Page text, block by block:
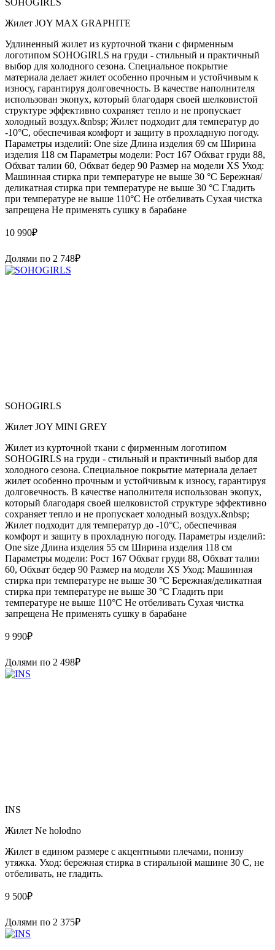
Жилет JOY MAX GRAPHITE
Удлиненный жилет из курточной ткани с фирменным
логотипом SOHOGIRLS на груди - стильный и практичный
выбор для холодного сезона. Специальное покрытие
материала делает жилет особенно прочным и устойчивым к
износу, гарантируя долговечность. В качестве наполнителя
использован экопух, который благодаря своей шелковистой
структуре эффективно сохраняет тепло и не пропускает
холодный воздух.&nbsp; Жилет подходит для температур до
-10°C, обеспечивая комфорт и защиту в прохладную погоду.
Параметры изделий: One size Длина изделия 69 см Ширина
изделия 118 см Параметры модели: Рост 167 Обхват груди 88,
Обхват талии 60, Обхват бедер 90 Размер на модели XS Уход:
Машинная стирка при температуре не выше 30 °C Бережная/
деликатная стирка при температуре не выше 30 °C Гладить
при температуре не выше 110°C Не отбеливать Сухая чистка
запрещена Не применять сушку в барабане
10 990₽
Долями по 2 748₽
SOHOGIRLS
Жилет JOY MINI GREY
Жилет из курточной ткани с фирменным логотипом
SOHOGIRLS на груди - стильный и практичный выбор для
холодного сезона. Специальное покрытие материала делает
жилет особенно прочным и устойчивым к износу, гарантируя
долговечность. В качестве наполнителя использован экопух,
который благодаря своей шелковистой структуре эффективно
сохраняет тепло и не пропускает холодный воздух.&nbsp;
Жилет подходит для температур до -10°C, обеспечивая
комфорт и защиту в прохладную погоду. Параметры изделий:
One size Длина изделия 55 см Ширина изделия 118 см
Параметры модели: Рост 167 Обхват груди 88, Обхват талии
60, Обхват бедер 90 Размер на модели XS Уход: Машинная
стирка при температуре не выше 30 °C Бережная/деликатная
стирка при температуре не выше 30 °C Гладить при
температуре не выше 110°C Не отбеливать Сухая чистка
запрещена Не применять сушку в барабане
9 990₽
Долями по 2 498₽
INS
Жилет Ne holodno
Жилет в едином размере с акцентными плечами, понизу
утяжка. Уход: бережная стирка в стиральной машине 30 С, не
отбеливать, не гладить.
9 500₽
Долями по 2 375₽